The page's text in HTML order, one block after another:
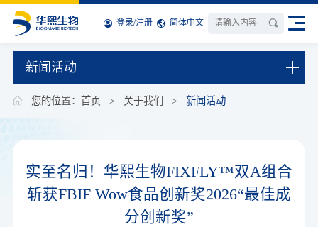
登录/注册 简体中文
新闻活动
您的位置：首页 > 关于我们 > 新闻活动
实至名归！华熙生物FIXFLY™双A组合
斩获FBIF Wow食品创新奖2026“最佳成
分创新奖”